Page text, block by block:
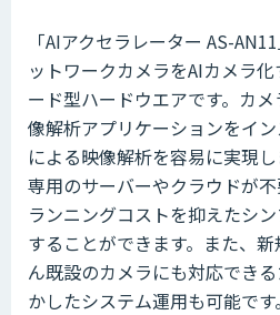
「AIアクセラレーター AS-
ットワークカメラをAIカメラ
ード型ハードウエアです。カ
像解析アプリケーションをイ
による映像解析を容易に実現
専用のサーバーやクラウドが
ランニングコストを抑えたシ
することができます。また、
ん既設のカメラにも対応でき
かしたシステム運用も可能です。